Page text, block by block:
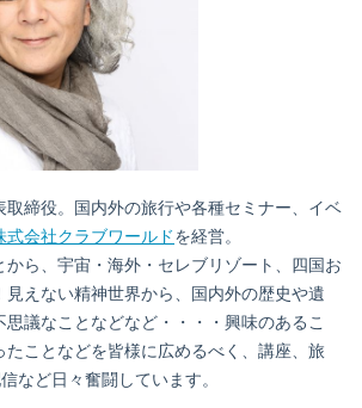
取締役。国内外の旅行や各種セミナー、イベ
式会社クラブワールド を経営。
から、宇宙・海外・セレブリゾート、四国お
見えない精神世界から、国内外の歴史や遺
思議なことなどなど・・・・興味のあるこ
たことなどを皆様に広めるべく、講座、旅
など日々奮闘しています。